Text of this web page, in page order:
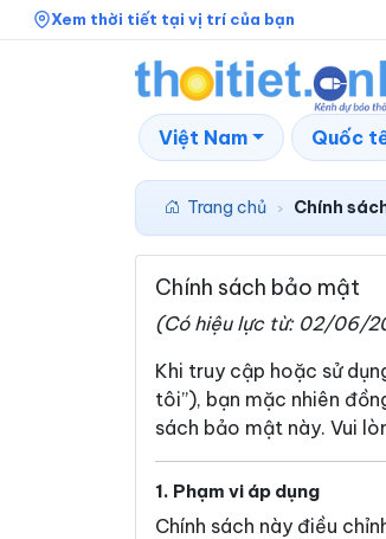
Xem thời tiết tại vị trí của bạn
Việt Nam Quốc
Trang chủ › Chính
Chính sách bảo mật
(Có hiệu lực từ: 02/06/
Khi truy cập hoặc sử
tôi”), bạn mặc nhiên
sách bảo mật này. Vui
1. Phạm vi áp dụng
Chính sách này điều